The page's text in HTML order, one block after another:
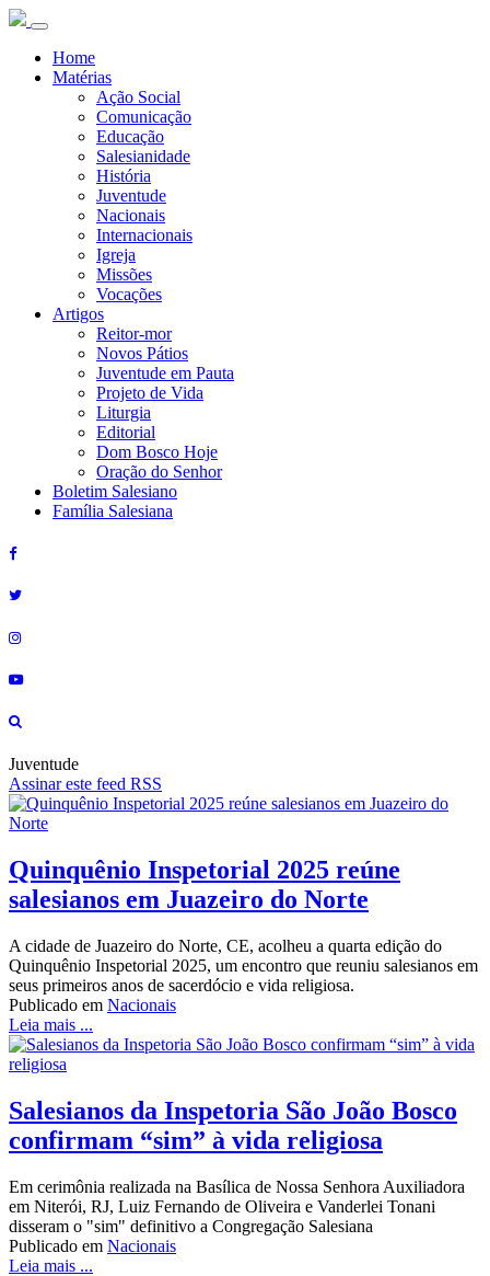
Home
Matérias
Ação Social
Comunicação
Educação
Salesianidade
História
Juventude
Nacionais
Internacionais
Igreja
Missões
Vocações
Artigos
Reitor-mor
Novos Pátios
Juventude em Pauta
Projeto de Vida
Liturgia
Editorial
Dom Bosco Hoje
Oração do Senhor
Boletim Salesiano
Família Salesiana
Juventude
Assinar este feed RSS
Quinquênio Inspetorial 2025 reúne
salesianos em Juazeiro do Norte
A cidade de Juazeiro do Norte, CE, acolheu a quarta edição do
Quinquênio Inspetorial 2025, um encontro que reuniu salesianos em
seus primeiros anos de sacerdócio e vida religiosa.
Publicado em Nacionais
Leia mais ...
Salesianos da Inspetoria São João Bosco
confirmam “sim” à vida religiosa
Em cerimônia realizada na Basílica de Nossa Senhora Auxiliadora
em Niterói, RJ, Luiz Fernando de Oliveira e Vanderlei Tonani
disseram o "sim" definitivo a Congregação Salesiana
Publicado em Nacionais
Leia mais ...